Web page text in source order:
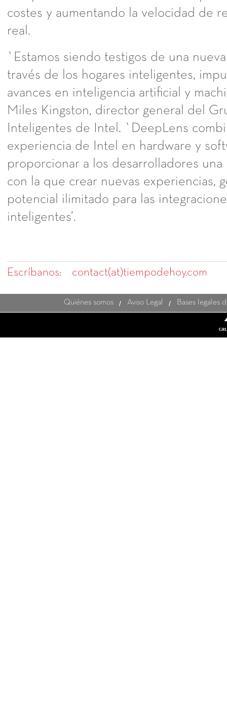
costes y aumentando la velocidad de
real.
`Estamos siendo testigos de una
través de los hogares inteligentes,
avances en inteligencia artificial y
Miles Kingston, director general del
Inteligentes de Intel. `DeepLens
experiencia de Intel en hardware y
proporcionar a los desarrolladores
con la que crear nuevas experiencias,
potencial ilimitado para las
inteligentes’.
Escríbanos: contact(at)tiempodehoy.com
Quiénes somos Aviso Legal Bases legales